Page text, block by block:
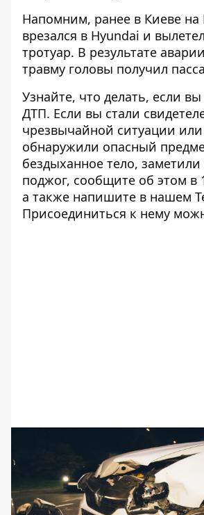
Напомним, ранее в Киеве на
врезался в Hyundai и
тротуар. В результате
травму головы получил
Узнайте, что делать, если
ДТП. Если вы стали
чрезвычайной ситуации
обнаружили опасный
бездыханное тело,
поджог, сообщите об этом в
а также напишите в нашем
Присоединиться к нему